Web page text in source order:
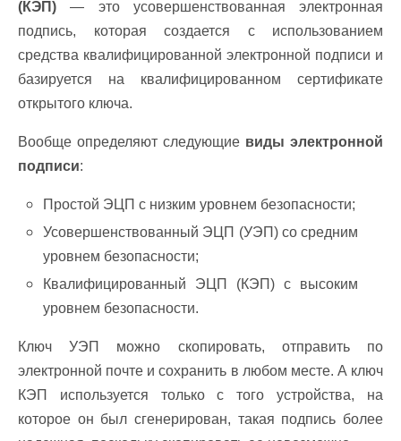
(КЭП) — это усовершенствованная электронная
подпись, которая создается с использованием
средства квалифицированной электронной подписи и
базируется на квалифицированном сертификате
открытого ключа.
Вообще определяют следующие виды электронной
подписи:
Простой ЭЦП с низким уровнем безопасности;
Усовершенствованный ЭЦП (УЭП) со средним
уровнем безопасности;
Квалифицированный ЭЦП (КЭП) с высоким
уровнем безопасности.
Ключ УЭП можно скопировать, отправить по
электронной почте и сохранить в любом месте. А ключ
КЭП используется только с того устройства, на
которое он был сгенерирован, такая подпись более